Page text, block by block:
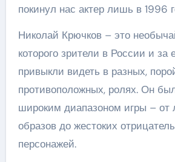
покинул нас актер лишь в 1996
Николай Крючков – это
которого зрители в России и за
привыкли видеть в разных,
противоположных, ролях. Он
широким диапазоном игры – от
образов до жестоких
персонажей.